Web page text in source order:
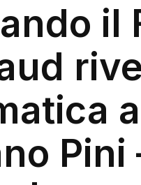
il
Pini